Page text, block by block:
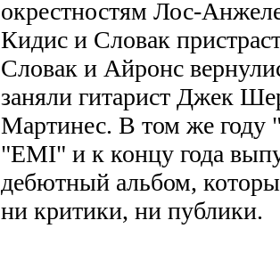
окрестностям Лос-
Кидис и Словак
Словак и Айронс
заняли гитарист Джек
Мартинес. В том же году
"EMI" и к концу года
дебютный альбом,
ни критики, ни публики.